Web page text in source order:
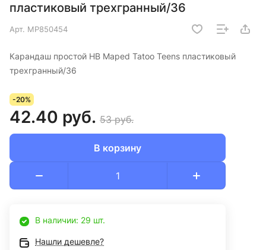
пластиковый трехгранный/36
Арт. MP850454
Карандаш простой HB Maped Tatoo Teens пластиковый
трехгранный/36
-20%
42.40 руб. 53 руб.
В корзину
В наличии: 29 шт.
Нашли дешевле?